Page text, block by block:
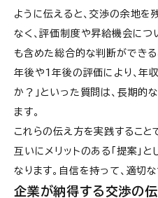
ように伝えると、交渉の余地を
なく、評価制度や昇給機会につ
も含めた総合的な判断ができる
年後や1年後の評価により、年
か？」といった質問は、長期的
ます。
これらの伝え方を実践すること
互いにメリットのある「提案」
なります。自信を持って、適切
企業が納得する交渉の